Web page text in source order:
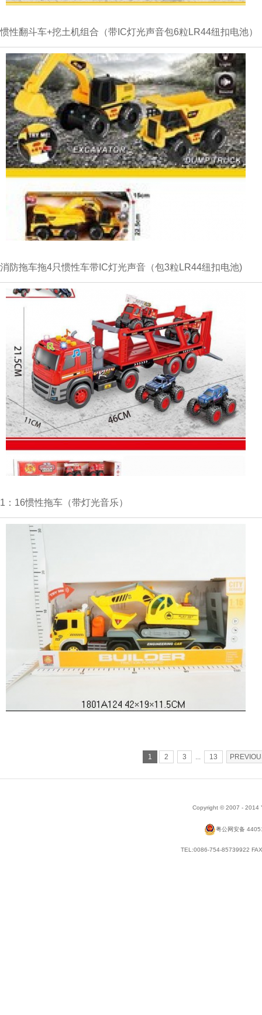
惯性翻斗车+挖土机组合（带IC灯光声音包6粒LR44纽扣电池）
消防拖车拖4只惯性车带IC灯光声音（包3粒LR44纽扣电池)
1：16惯性拖车（带灯光音乐）
1 2 3 ... 13
Copyright © 2007 - 2014
粤公网安备
TEL:0086-754-85739922